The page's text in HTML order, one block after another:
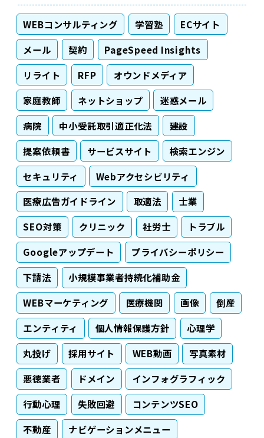
WEBコンサルティング 学習塾
ECサイト
メール
契約
PageSpeed Insights
リライト
RFP
オウンドメディア
家庭教師
ネットショップ
迷惑メール
病院
中小受託取引適正化法
建設
提案依頼書
サービスサイト
検索エンジン
セキュリティ
Webアクセシビリティ
医療広告ガイドライン
取適法
士業
SEO対策
クリニック 社労士
トラブル
Googleアップデート
プライバシーポリシー
下請法
小規模事業者持続化補助金
WEBマーケティング
医療機関 画像
倒産
エンティティ
個人情報保護方針
心理学
丸投げ
採用サイト WEB動画
写真素材
悪徳業者
ドメイン
インフォグラフィック
行動心理
失敗回避
コンテンツSEO
不動産
ナビゲーションメニュー